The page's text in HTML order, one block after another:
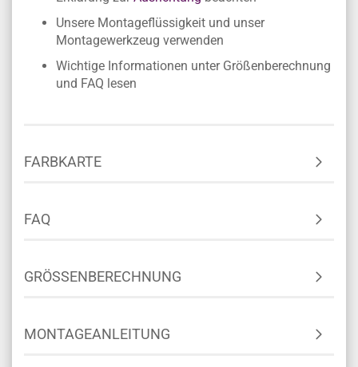
Unsere Montageflüssigkeit und unser
Montagewerkzeug verwenden
Wichtige Informationen unter Größenberechnung
und FAQ lesen
FARBKARTE
FAQ
GRÖSSENBERECHNUNG
MONTAGEANLEITUNG